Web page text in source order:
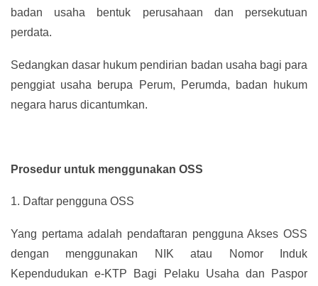
badan usaha bentuk perusahaan dan persekutuan
perdata.
Sedangkan dasar hukum pendirian badan usaha bagi para
penggiat usaha berupa Perum, Perumda, badan hukum
negara harus dicantumkan.
Prosedur untuk menggunakan OSS
1. Daftar pengguna OSS
Yang pertama adalah pendaftaran pengguna Akses OSS
dengan menggunakan NIK atau Nomor Induk
Kependudukan e-KTP Bagi Pelaku Usaha dan Paspor